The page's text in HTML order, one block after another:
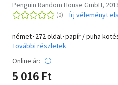
Penguin Random House GmbH,
Írj véleményt
német･272 oldal･papír / puha
További részletek
Online ár:
5 016 Ft